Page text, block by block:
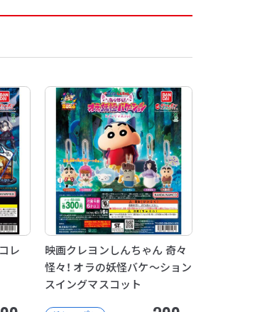
レ
映画クレヨンしんちゃん 奇々
怪々！ オラの妖怪バケ～ション
スイングマスコット